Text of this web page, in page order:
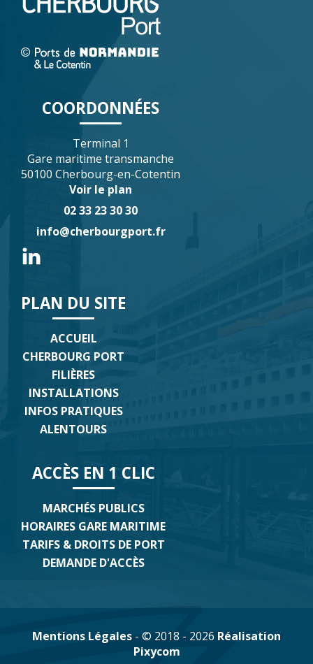
COORDONNÉES
Terminal 1
Gare maritime transmanche
50100 Cherbourg-en-Cotentin
Voir le plan
02 33 23 30 30
info@cherbourgport.fr
PLAN DU SITE
ACCUEIL
CHERBOURG PORT
FILIÈRES
INSTALLATIONS
INFOS PRATIQUES
ALENTOURS
ACCÈS EN 1 CLIC
MARCHÉS PUBLICS
HORAIRES GARE MARITIME
TARIFS & DROITS DE PORT
DEMANDE D'ACCÈS
Mentions Légales - © 2018 - 2026 Réalisation
Pixycom